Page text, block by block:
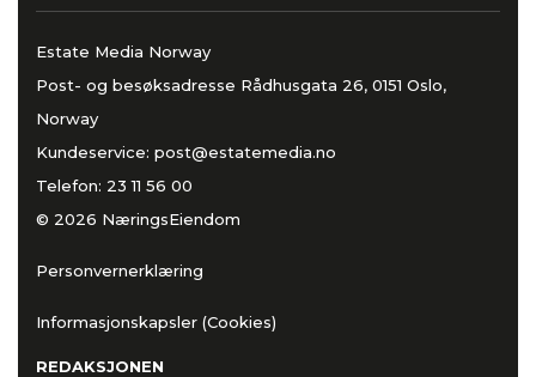
Estate Media Norway
Post- og besøksadresse Rådhusgata 26, 0151 Oslo,
Norway
Kundeservice: post@estatemedia.no
Telefon: 23 11 56 00
© 2026 NæringsEiendom
Personvernerklæring
Informasjonskapsler (Cookies)
REDAKSJONEN